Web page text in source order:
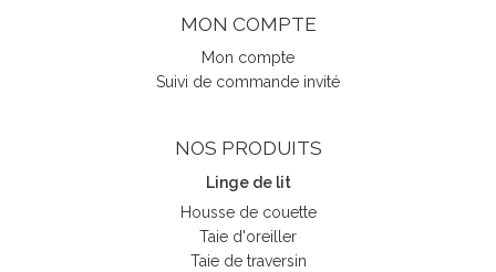
MON COMPTE
Mon compte
Suivi de commande invité
NOS PRODUITS
Linge de lit
Housse de couette
Taie d'oreiller
Taie de traversin